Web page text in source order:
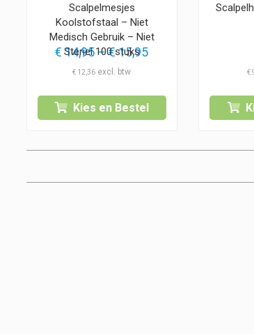
Scalpelmesjes
Koolstofstaal – Niet
Medisch Gebruik – Niet
Steriel 100 stuks
€14,95 – €15,95Prijsklasse:
€ 15,95
€ 12,36
Kies en Bestel
€